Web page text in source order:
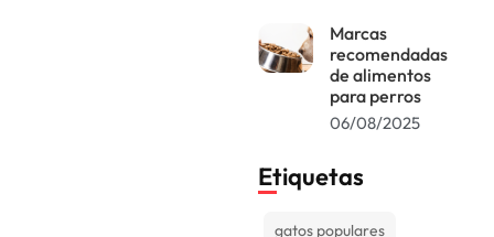
Marcas
recomendadas
de alimentos
para perros
06/08/2025
Etiquetas
gatos populares